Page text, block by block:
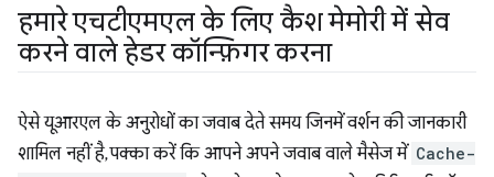
हमारे एचटीएमएल के लिए कैश मेमोरी में सेव
करने वाले हेडर कॉन्फ़िगर करना
ऐसे यूआरएल के अनुरोधों का जवाब देते समय जिनमें वर्शन की जानकारी
शामिल नहीं है, पक्का करें कि आपने अपने जवाब वाले मैसेज में Cache-